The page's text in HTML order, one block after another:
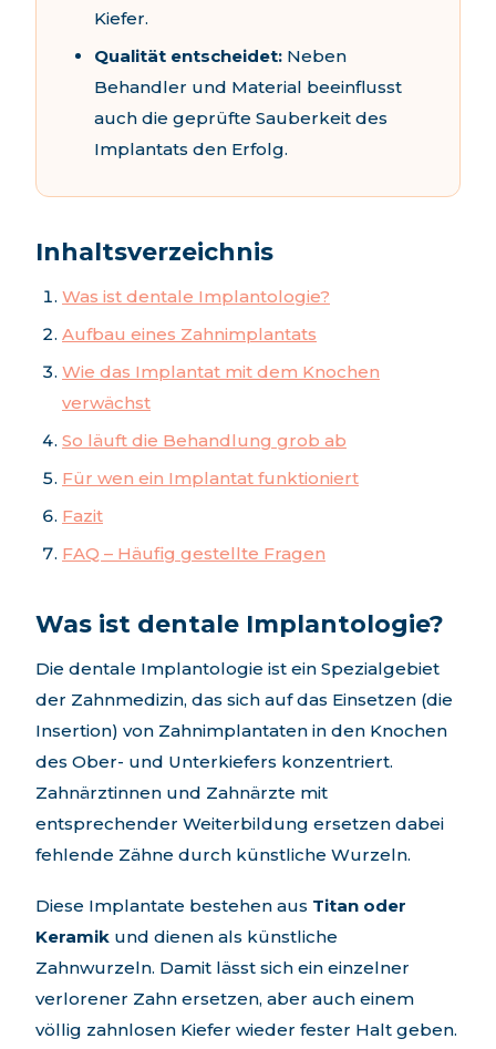
Kiefer.
Qualität entscheidet: Neben
Behandler und Material beeinflusst
auch die geprüfte Sauberkeit des
Implantats den Erfolg.
Inhaltsverzeichnis
Was ist dentale Implantologie?
Aufbau eines Zahnimplantats
Wie das Implantat mit dem Knochen
verwächst
So läuft die Behandlung grob ab
Für wen ein Implantat funktioniert
Fazit
FAQ – Häufig gestellte Fragen
Was ist dentale Implantologie?
Die dentale Implantologie ist ein Spezialgebiet
der Zahnmedizin, das sich auf das Einsetzen (die
Insertion) von Zahnimplantaten in den Knochen
des Ober- und Unterkiefers konzentriert.
Zahnärztinnen und Zahnärzte mit
entsprechender Weiterbildung ersetzen dabei
fehlende Zähne durch künstliche Wurzeln.
Diese Implantate bestehen aus Titan oder
Keramik und dienen als künstliche
Zahnwurzeln. Damit lässt sich ein einzelner
verlorener Zahn ersetzen, aber auch einem
völlig zahnlosen Kiefer wieder fester Halt geben.